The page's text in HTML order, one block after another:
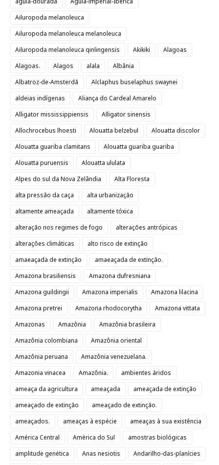
Ailuropoda melanoleuca
Ailuropoda melanoleuca melanoleuca
Ailuropoda melanoleuca qinlingensis
Akikiki
Alagoas
Alagoas.
Alagos alala
Albânia
Albatroz-de-Amsterdã
Alclaphus buselaphus swaynei
aldeias indígenas
Aliança do Cardeal Amarelo
Alligator mississippiensis
Alligator sinensis
Allochrocebus lhoesti
Alouatta belzebul
Alouatta discolor
Alouatta guariba clamitans
Alouatta guariba guariba
Alouatta puruensis
Alouatta ululata
Alpes do sul da Nova Zelândia
Alta Floresta
alta pressão da caça
alta urbanização
altamente ameaçada
altamente tóxica
alteração nos regimes de fogo
alterações antrópicas
alterações climáticas
alto risco de extinção
amaeaçada de extinção
amaeaçada de extinção.
Amazona brasiliensis
Amazona dufresniana
Amazona guildingii
Amazona imperialis
Amazona lilacina
Amazona pretrei
Amazona rhodocorytha
Amazona vittata
Amazonas
Amazônia
Amazônia brasileira
Amazônia colombiana
Amazônia oriental
Amazônia peruana
Amazônia venezuelana.
Amazonia vinacea
Amazônia.
ambientes áridos
ameaça da agricultura
ameaçada
ameaçada de extinção
ameaçado de extinção
ameaçado de extinção.
ameaçados.
ameaças à espécie
ameaças à sua existência
América Central
América do Sul
amostras biológicas
amplitude genética
Anas nesiotis
Andarilho-das-planícies